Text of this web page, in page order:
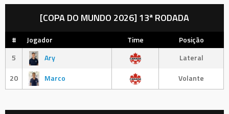
[COPA DO MUNDO 2026] 13ª RODADA
# Jogador Time
Posição
5
Ary
Lateral
20
Marco Volante